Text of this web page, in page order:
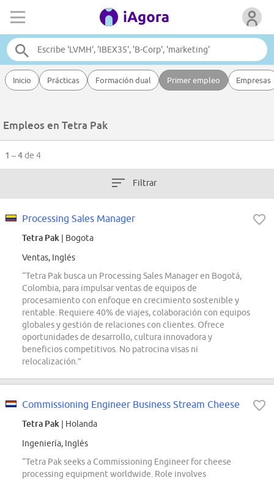
Inicio Prácticas Formación dual Primer empleo Empresas
Empleos en Tetra Pak
1 – 4de 4
Filtrar
Processing Sales Manager
Tetra Pak | Bogota
Ventas, Inglés
“Tetra Pak busca un Processing Sales Manager en Bogotá,
Colombia, para impulsar ventas de equipos de
procesamiento con enfoque en crecimiento sostenible y
rentable. Requiere 40% de viajes, colaboración con equipos
globales y gestión de relaciones con clientes. Ofrece
oportunidades de desarrollo, cultura innovadora y
beneficios competitivos. No patrocina visas ni
relocalización.”
Commissioning Engineer Business Stream Cheese
Tetra Pak | Holanda
Ingeniería, Inglés
“Tetra Pak seeks a Commissioning Engineer for cheese
processing equipment worldwide. Role involves